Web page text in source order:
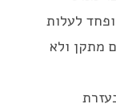
לעלות
מתקן ולא